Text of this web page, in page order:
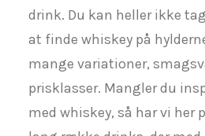
drink. Du kan heller ikke
at finde whiskey på
mange variationer,
prisklasser. Mangler du
med whiskey, så har vi her